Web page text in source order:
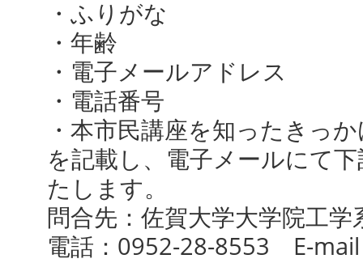
・ふりがな
・年齢
・電子メールアドレス
・電話番号
・本市民講座を知ったきっ
を記載し、 電子メールにて
たします。
問合先：佐賀大学大学院工
電話：0952-28-8553 E-